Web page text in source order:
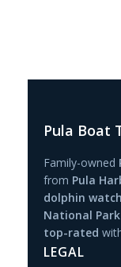
Pula Boat
Family-owned
from Pula
dolphin
National
top-rated
LEGAL